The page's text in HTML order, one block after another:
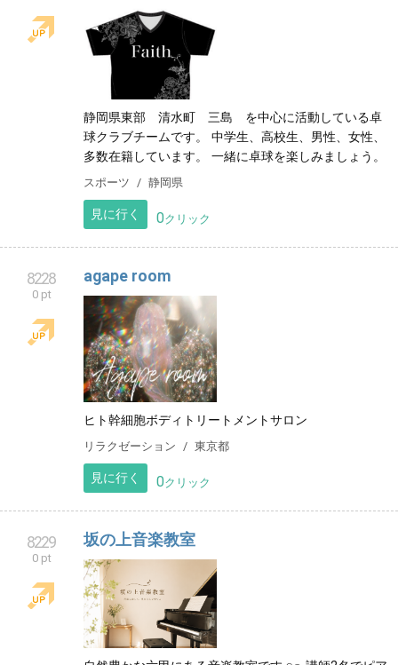
静岡県東部 清水町 三島 を中心に活動している卓
球クラブチームです。 中学生、高校生、男性、女性、
多数在籍しています。 一緒に卓球を楽しみましょう。
スポーツ 静岡県
見に行く 0クリック
8228
0 pt
agape room
ヒト幹細胞ボディトリートメントサロン
リラクゼーション 東京都
見に行く 0クリック
8229
0 pt
坂の上音楽教室